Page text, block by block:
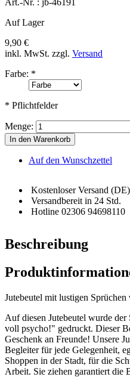
Auf Lager
9,90 €
inkl. MwSt. zzgl. Versand
Farbe: *
* Pflichtfelder
Menge:
In den Warenkorb
Auf den Wunschzettel
Kostenloser Versand (DE)
Versandbereit in 24 Std.
Hotline 02306 94698110
Beschreibung
Jutebeutel mit lustigen Sprüchen
Auf diesen Jutebeutel wurde
voll psycho!" gedruckt. Dieser
Geschenk an Freunde! Unsere
Begleiter für jede Gelegenheit,
Shoppen in der Stadt, für die
Arbeit. Sie ziehen garantiert die